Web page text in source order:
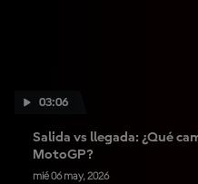
03:06
Salida vs llegada: ¿Qué
MotoGP?
mié 06 may, 2026